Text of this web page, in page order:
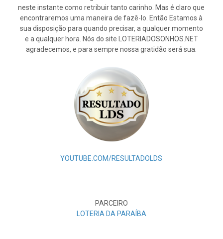
neste instante como retribuir tanto carinho. Mas é claro que
encontraremos uma maneira de fazê-lo. Então Estamos à
sua disposição para quando precisar, a qualquer momento
e a qualquer hora. Nós do site LOTERIADOSONHOS.NET
agradecemos, e para sempre nossa gratidão será sua.
YOUTUBE.COM/RESULTADOLDS
PARCEIRO
LOTERIA DA PARAÍBA